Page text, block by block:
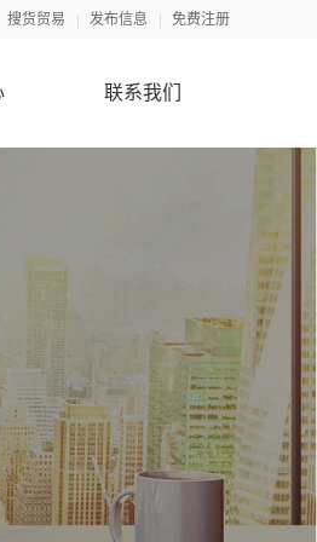
搜货贸易 发布信息 免费注册
联系我们